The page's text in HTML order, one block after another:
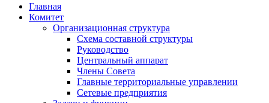
Главная
Комитет
Организационная структура
Схема составной структуры
Руководство
Центральный аппарат
Члены Совета
Главные территориальные управлении
Сетевые предприятия